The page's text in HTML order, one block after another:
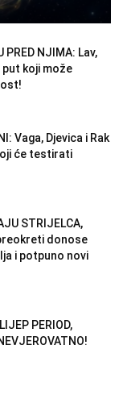
PRED NJIMA: Lav,
koji može
Vaga, Djevica i Rak
će testirati
STRIJELCA,
donose
i potpuno novi
PERIOD,